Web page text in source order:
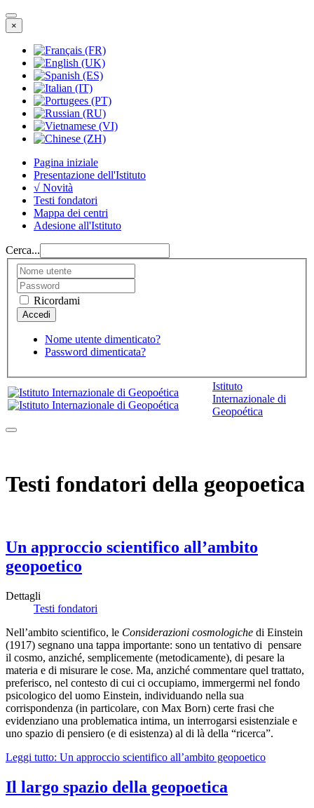
×
Pagina iniziale
Presentazione dell'Istituto
√ Novità
Testi fondatori
Mappa dei centri
Adesione all'Istituto
Cerca...
Ricordami
Nome utente dimenticato?
Password dimenticata?
Istituto
Internazionale di
Geopoética
Testi fondatori della geopoetica
Un approccio scientifico all’ambito
geopoetico
Dettagli
Testi fondatori
Nell’ambito scientifico, le Considerazioni cosmologiche di Einstein
(1917) segnano una tappa importante: sono un tentativo di pensare
il cosmo, anziché, semplicemente (metodicamente), di pesare la
materia e di misurare le cose. Ma, anziché commentare quel trattato,
preferisco, nel contesto di cui ci occupiamo, immergermi nel fondo
psicologico del uomo Einstein, individuando nella sua
corrispondenza (in particolare, con Max Born) certe frasi che
evidenziano una problematica intima, un interrogarsi esistenziale e
uno spazio di pensiero (e di esistenza) al di là della “ricerca”.
Leggi tutto: Un approccio scientifico all’ambito geopoetico
Il largo spazio della geopoetica